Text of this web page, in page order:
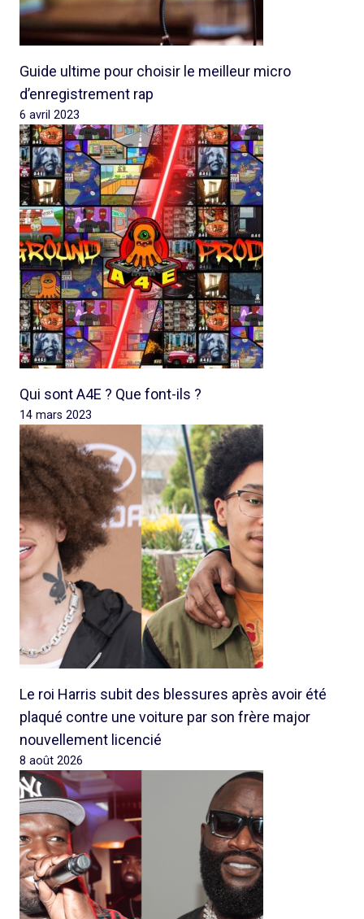
Guide ultime pour choisir le meilleur micro
d’enregistrement rap
6 avril 2023
Qui sont A4E ? Que font-ils ?
14 mars 2023
Le roi Harris subit des blessures après avoir été
plaqué contre une voiture par son frère major
nouvellement licencié
8 août 2026